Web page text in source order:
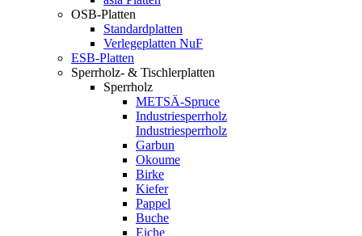
OSB-Platten
Standardplatten
Verlegeplatten NuF
ESB-Platten
Sperrholz- & Tischlerplatten
Sperrholz
METSÄ-Spruce
Industriesperrholz
Industriesperrholz
Garbun
Okoume
Birke
Kiefer
Pappel
Buche
Eiche